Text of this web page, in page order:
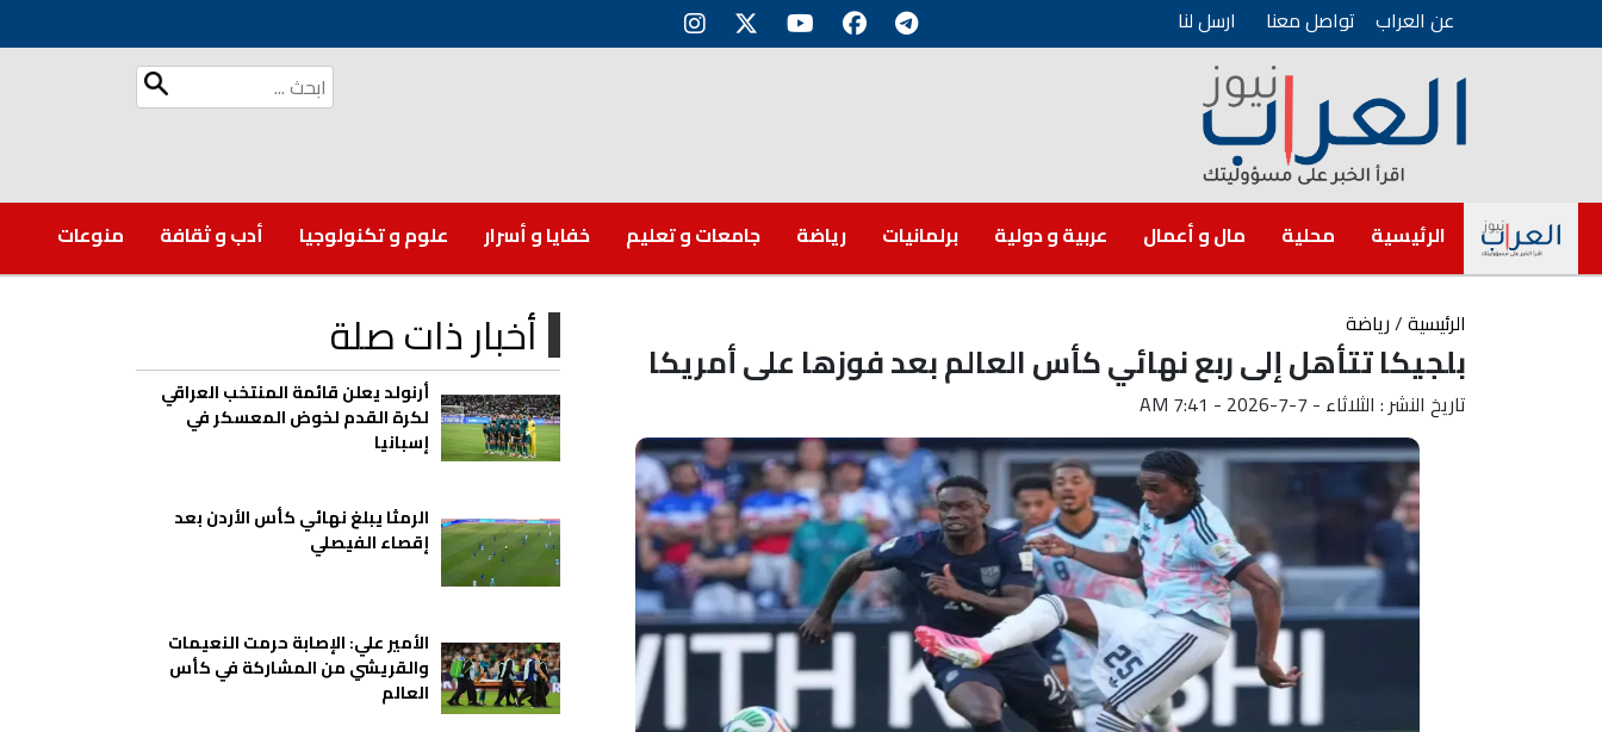
عن العراب تواصل معنا ارسل لنا
الرئيسية محلية مال و أعمال عربية و دولية برلمانيات رياضة جامعات و تعليم خفايا و أسرار علوم و تكنولوجيا أدب و ثقافة منوعات
الرئيسية/رياضة
بلجيكا تتأهل إلى ربع نهائي كأس العالم بعد فوزها على أمريكا
تاريخ النشر : الثلاثاء - 7-7-2026 - 7:41 AM
أخبار ذات صلة
أرنولد يعلن قائمة المنتخب العراقي
لكرة القدم لخوض المعسكر في
إسبانيا
الرمثا يبلغ نهائي كأس الأردن بعد
إقصاء الفيصلي
الأمير علي: الإصابة حرمت النعيمات
والقريشي من المشاركة في كأس
العالم